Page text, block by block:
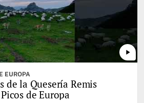
play_arrow
EUROPA
de la Quesería Remis
de Europa